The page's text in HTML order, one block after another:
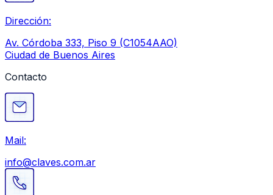
Dirección:
Av. Córdoba 333, Piso 9 (C1054AAO)
Ciudad de Buenos Aires
Contacto
Mail:
info@claves.com.ar